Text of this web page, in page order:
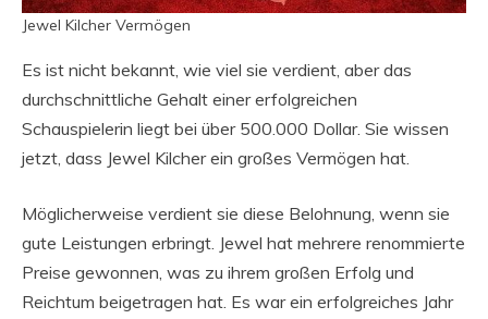
Jewel Kilcher Vermögen
Es ist nicht bekannt, wie viel sie verdient, aber das
durchschnittliche Gehalt einer erfolgreichen
Schauspielerin liegt bei über 500.000 Dollar. Sie wissen
jetzt, dass Jewel Kilcher ein großes Vermögen hat.
Möglicherweise verdient sie diese Belohnung, wenn sie
gute Leistungen erbringt. Jewel hat mehrere renommierte
Preise gewonnen, was zu ihrem großen Erfolg und
Reichtum beigetragen hat. Es war ein erfolgreiches Jahr